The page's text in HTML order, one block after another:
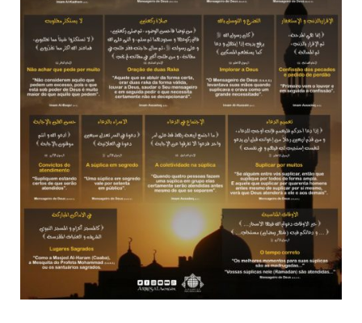
NOTÍCIAS
3 DE JULHO DE 2014
Centro Islâmico no Brasil recebe o ex-
ministro das Relações Exteriores da
República Islâmica do Irã
Na noite da quinta-feira, 03 de Abril, o Centro Islâmico no
Brasil recebeu em sua sede, em São Paulo, o ex-ministro das
Relações Exteriores da República Islâmica do Irã, Sr. Kamal
Kharrazi, que encontra-se visitando